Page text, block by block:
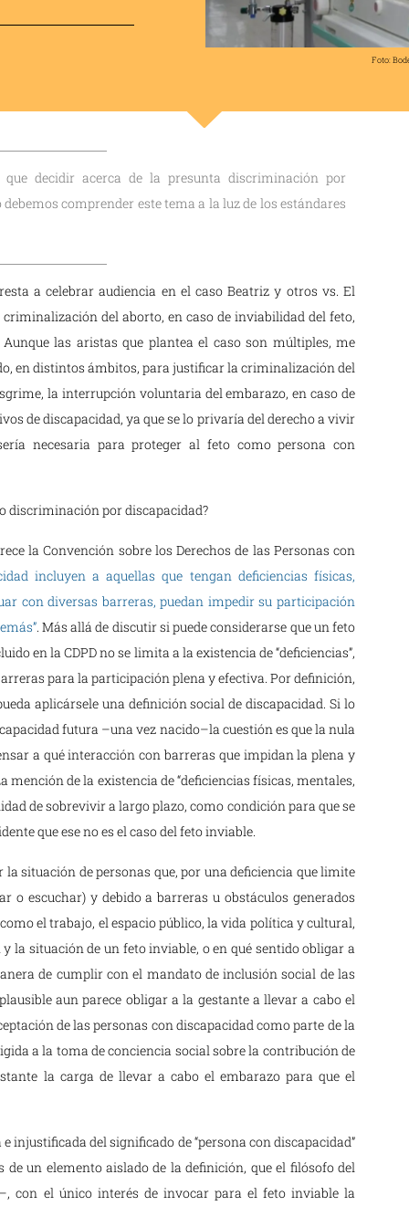
Foto:
decidir acerca de la presunta discriminación por
comprender este tema a la luz de los estándares
a celebrar audiencia en el caso Beatriz y otros vs. El
del aborto, en caso de inviabilidad del feto,
las aristas que plantea el caso son múltiples, me
en distintos ámbitos, para justificar la criminalización del
la interrupción voluntaria del embarazo, en caso de
de discapacidad, ya que se lo privaría del derecho a vivir
necesaria para proteger al feto como persona con
discriminación por discapacidad?
la Convención sobre los Derechos de las Personas con
incluyen a aquellas que tengan deficiencias físicas,
con diversas barreras, puedan impedir su participación
. Más allá de discutir si puede considerarse que un feto
en la CDPD no se limita a la existencia de “deficiencias”,
para la participación plena y efectiva. Por definición,
aplicársele una definición social de discapacidad. Si lo
futura –una vez nacido–la cuestión es que la nula
a qué interacción con barreras que impidan la plena y
de la existencia de “deficiencias físicas, mentales,
de sobrevivir a largo plazo, como condición para que se
que ese no es el caso del feto inviable.
situación de personas que, por una deficiencia que limite
o escuchar) y debido a barreras u obstáculos generados
el trabajo, el espacio público, la vida política y cultural,
la situación de un feto inviable, o en qué sentido obligar a
de cumplir con el mandato de inclusión social de las
aun parece obligar a la gestante a llevar a cabo el
de las personas con discapacidad como parte de la
a la toma de conciencia social sobre la contribución de
la carga de llevar a cabo el embarazo para que el
injustificada del significado de “persona con discapacidad”
un elemento aislado de la definición, que el filósofo del
con el único interés de invocar para el feto inviable la